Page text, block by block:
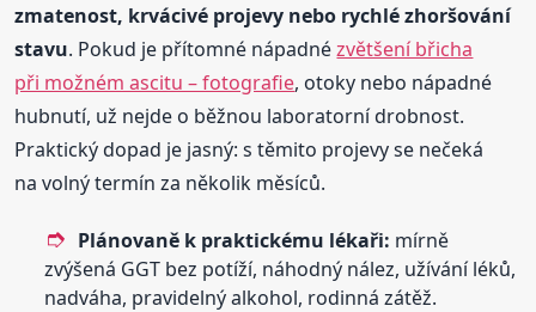
zmatenost, krvácivé projevy nebo rychlé zhoršování
stavu. Pokud je přítomné nápadnézvětšení břicha
při možném ascitu – fotografie, otoky nebo nápadné
hubnutí, už nejde o běžnou laboratorní drobnost.
Praktický dopad je jasný: s těmito projevy se nečeká
na volný termín za několik měsíců.
Plánovaně k praktickému lékaři: mírně
zvýšená GGT bez potíží, náhodný nález, užívání léků,
nadváha, pravidelný alkohol, rodinná zátěž.